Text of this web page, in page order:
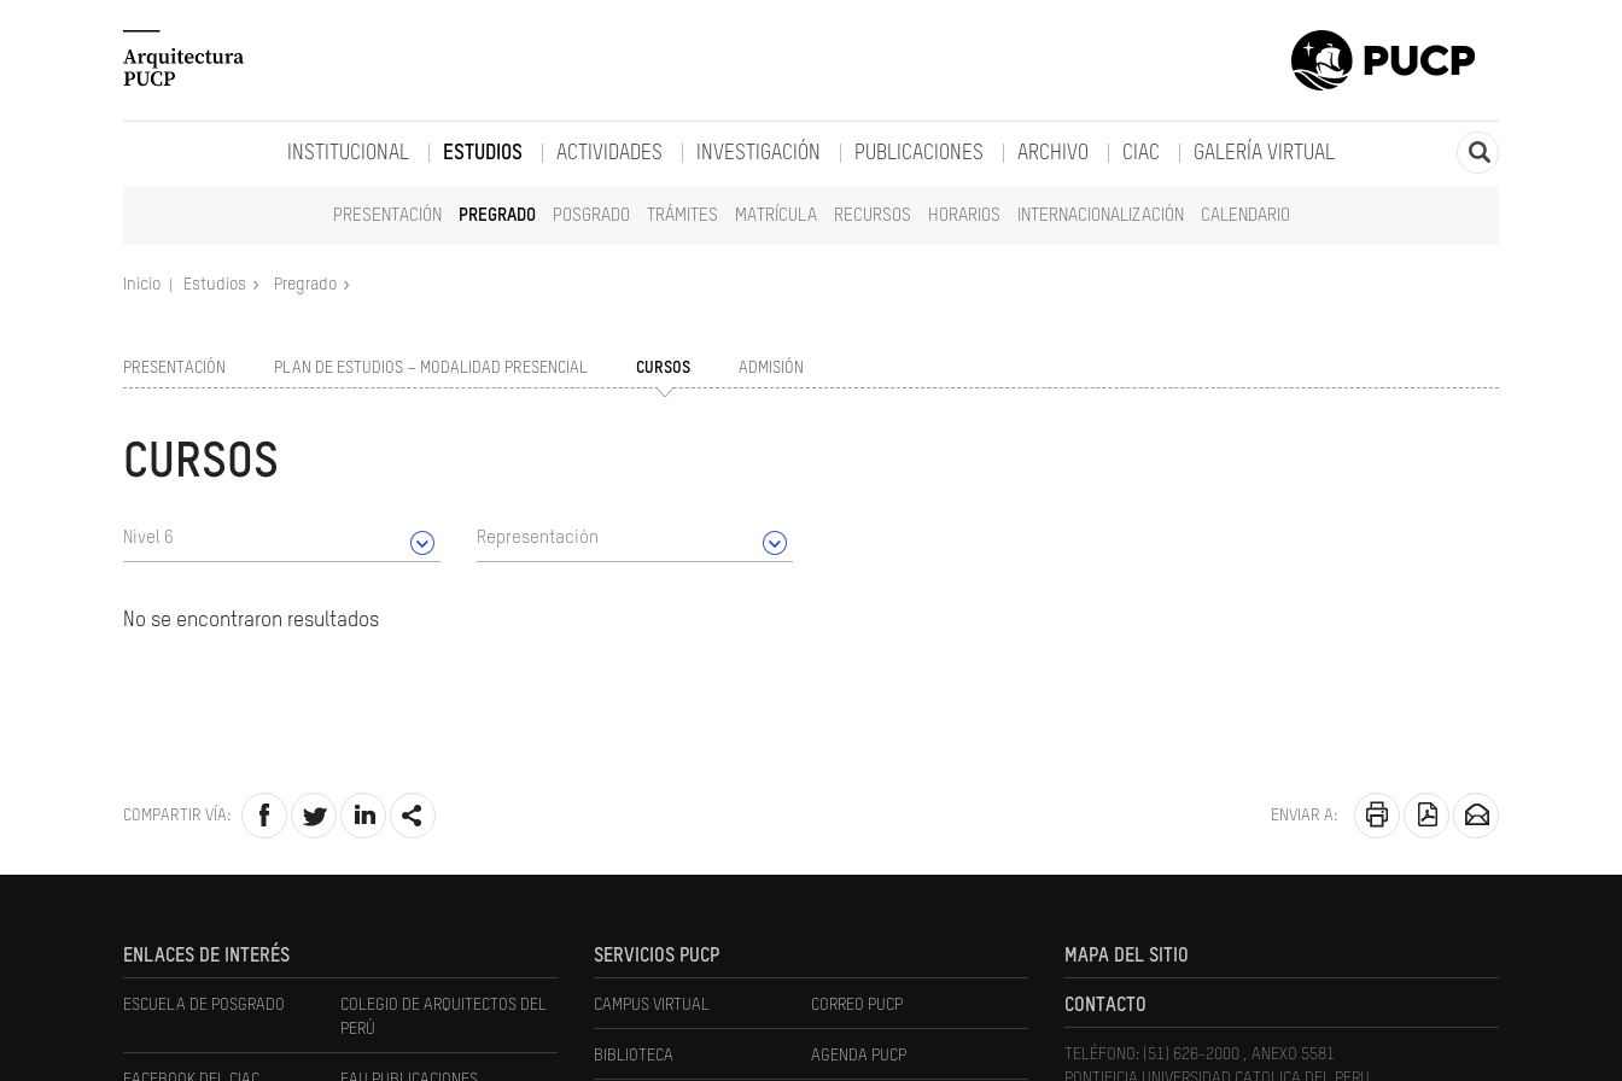
INSTITUCIONAL ESTUDIOS
PRESENTACIÓN PREGRADO POSGRADO TRÁMITES MATRÍCULA RECURSOS HORARIOS INTERNACIONALIZACIÓN CALENDARIO
ACTIVIDADES INVESTIGACIÓN PUBLICACIONES ARCHIVO CIAC GALERÍA VIRTUAL
Inicio Estudios Pregrado
PRESENTACIÓN PLAN DE ESTUDIOS – MODALIDAD PRESENCIAL CURSOS ADMISIÓN
CURSOS
Nivel 6 Representación
No se encontraron resultados
COMPARTIR VÍA: ENVIAR A:
ENLACES DE INTERÉS
ESCUELA DE POSGRADO
COLEGIO DE ARQUITECTOS DEL
PERÚ
SERVICIOS PUCP
CAMPUS VIRTUAL CORREO PUCP
BIBLIOTECA AGENDA PUCP
MAPA DEL SITIO
CONTACTO
TELÉFONO: (51) 626-2000 , ANEXO 5581